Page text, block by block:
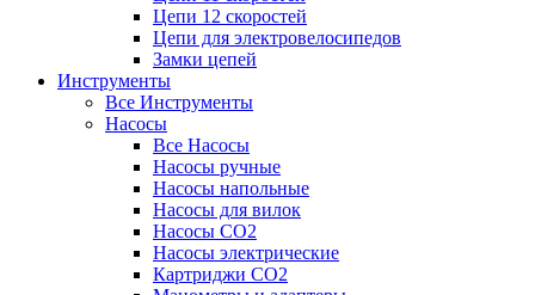
Цепи 12 скоростей
Цепи для электровелосипедов
Замки цепей
Инструменты
Все Инструменты
Насосы
Все Насосы
Насосы ручные
Насосы напольные
Насосы для вилок
Насосы CO2
Насосы электрические
Картриджи CO2